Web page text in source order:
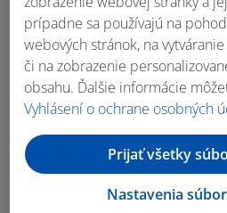
prípadne sa používajú na
webových stránok, na
či na zobrazenie
obsahu. Ďalšie informácie
Vyhlásení o ochrane osobných
Nastavenia
Prijať všetky